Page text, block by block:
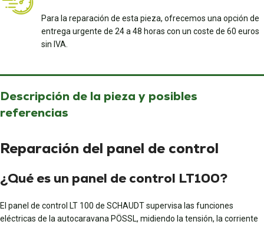
Para la reparación de esta pieza, ofrecemos una opción de
entrega urgente de 24 a 48 horas con un coste de 60 euros
sin IVA.
Descripción de la pieza y posibles
referencias
Reparación del panel de control
¿Qué es un panel de control LT100?
El panel de control LT 100 de SCHAUDT supervisa las funciones
eléctricas de la autocaravana PÖSSL, midiendo la tensión, la corriente